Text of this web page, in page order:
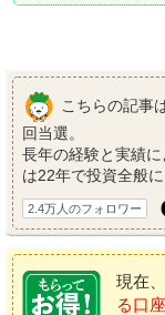
こちらの記事
回当選。
長年の経験と実績
は22年で投資全般に
2.4万人のフォロワー
現在、
る口